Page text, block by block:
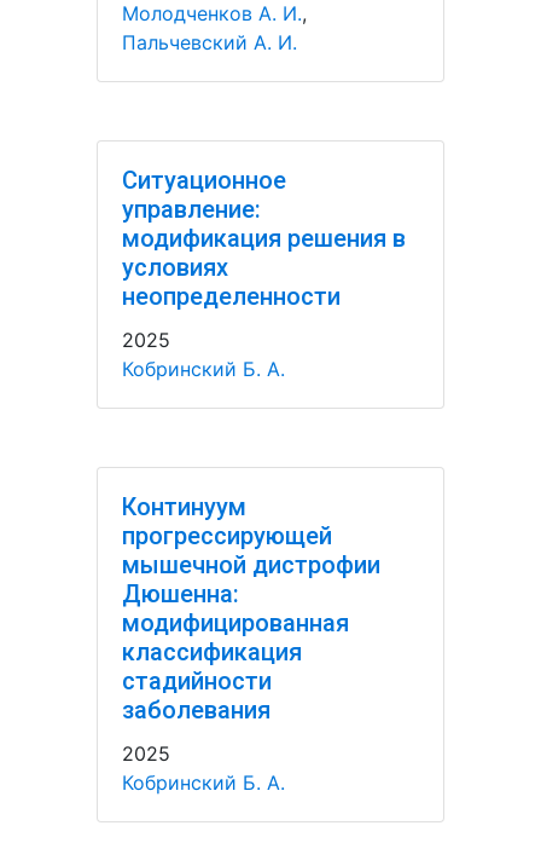
Молодченков А. И.,
Пальчевский А. И.
Ситуационное
управление:
модификация решения в
условиях
неопределенности
2025
Кобринский Б. А.
Континуум
прогрессирующей
мышечной дистрофии
Дюшенна:
модифицированная
классификация
стадийности
заболевания
2025
Кобринский Б. А.